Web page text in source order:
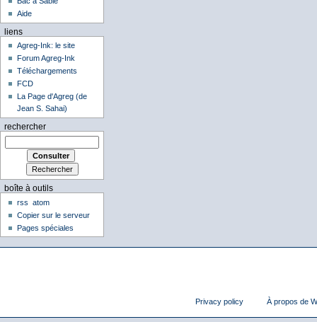
Aide
liens
Agreg-Ink: le site
Forum Agreg-Ink
Téléchargements
FCD
La Page d'Agreg (de
Jean S. Sahai)
rechercher
boîte à outils
rss
atom
Copier sur le serveur
Pages spéciales
Privacy policy À propos de